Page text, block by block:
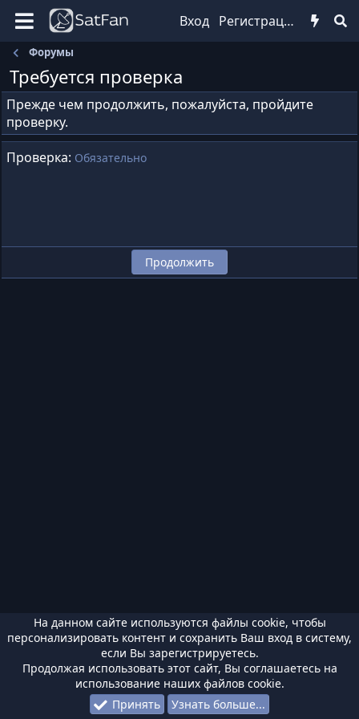
Вход Регистрация
Форумы
Требуется проверка
Прежде чем продолжить, пожалуйста, пройдите
проверку.
Проверка Обязательно
Продолжить
На данном сайте используются файлы cookie, чтобы
персонализировать контент и сохранить Ваш вход в систему,
если Вы зарегистрируетесь.
Продолжая использовать этот сайт, Вы соглашаетесь на
использование наших файлов cookie.
Принять
Узнать больше...